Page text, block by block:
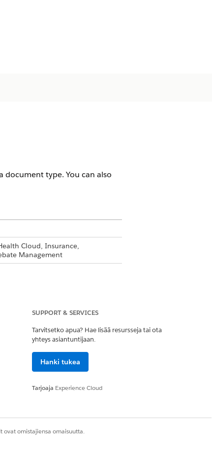
type. You can also
Cloud, Insurance,
Management
Kyllä
SUPPORT & SERVICES
Tarvitsetko apua? Hae lisää resursseja tai ota
yhteys asiantuntijaan.
Hanki tukea
Tarjoaja Experience Cloud
ovat omistajiensa omaisuutta.